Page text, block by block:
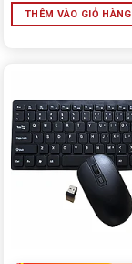
THÊM VÀO GIỎ HÀNG